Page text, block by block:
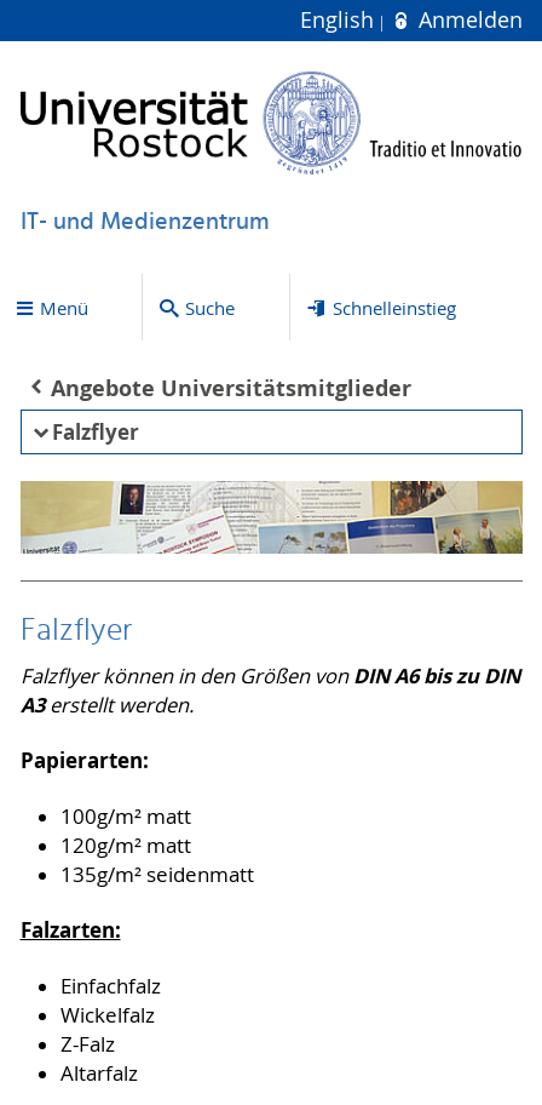
English Anmelden
IT- und Medienzentrum
Menü Suche Schnelleinstieg
Angebote Universitätsmitglieder
Falzflyer
Falzflyer
Falzflyer können in den Größen vonDIN A6 bis zu DIN
A3erstellt werden.
Papierarten:
100g/m² matt
120g/m² matt
135g/m² seidenmatt
Falzarten:
Einfachfalz
Wickelfalz
Z-Falz
Altarfalz